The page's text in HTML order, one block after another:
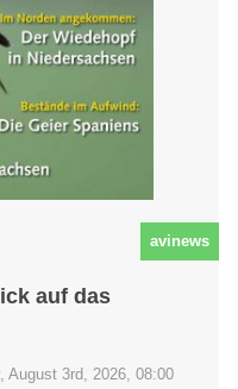
avinews
auf das
August 3rd, 2026, 08:00